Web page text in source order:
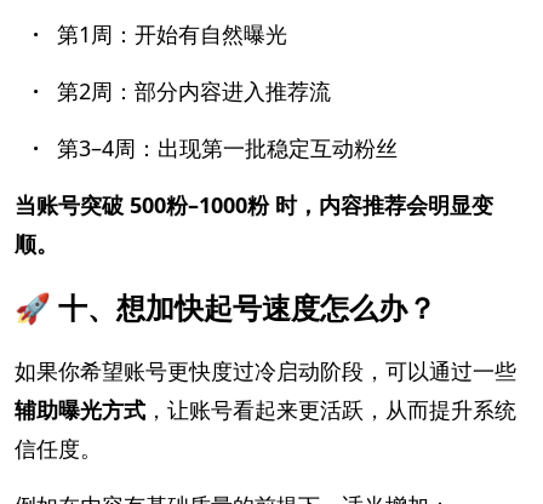
· 第1周：开始有自然曝光
· 第2周：部分内容进入推荐流
· 第3–4周：出现第一批稳定互动粉丝
当账号突破 500粉–1000粉 时，内容推荐会明显变
顺。
🚀 十、想加快起号速度怎么办？
如果你希望账号更快度过冷启动阶段，可以通过一些
辅助曝光方式 ，让账号看起来更活跃，从而提升系统
信任度。